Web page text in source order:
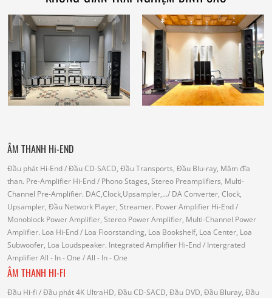
ÂM THANH Hi-END
Đầu phát Hi-End/ Đầu CD-SACD, Đầu Transports, Đầu Blu-ray, Mâm đĩa
than. Pre-Amplifier Hi-End/ Phono Stages, Stereo Preamplifiers, Multi-
Channel Pre-Amplifier. DAC,Clock,Upsampler,.../ DA Converter, Clock,
Upsampler, Đầu Network Player, Streamer. Power Amplifier Hi-End/
Monoblock Power Amplifier, Stereo Power Amplifier, Multi-Channel Power
Amplifier. Loa Hi-End/ Loa Floorstanding, Loa Bookshelf, Loa Center, Loa
Subwoofer, Loa Loudspeaker. Integrated Amplifier Hi-End/ Intergrated
AmplifierAll - In - One / All - In - One
ÂM THANH HI-FI
Đầu Hi-fi / Đầu phát 4K UltraHD, Đầu CD-SACD, Đầu DVD, Đầu Bluray, Đầu